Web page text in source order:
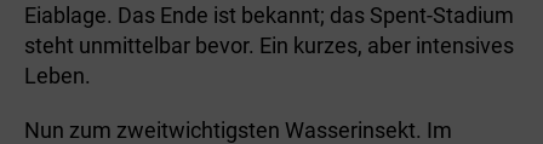
Eiablage. Das Ende ist bekannt; das Spent-Stadium
steht unmittelbar bevor. Ein kurzes, aber intensives
Leben.
Nun zum zweitwichtigsten Wasserinsekt. Im